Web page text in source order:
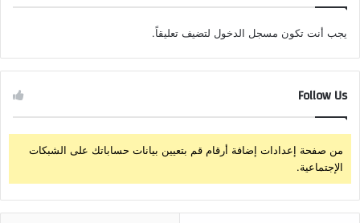
يجب أنت تكون مسجل الدخول لتضيف تعليقاً.
Follow Us
من صفحة إعدادات إضافة أرقام قم بتعيين بيانات حساباتك على الشبكات
الإجتماعية.